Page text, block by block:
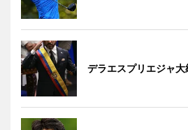
デラエスプリエジャ